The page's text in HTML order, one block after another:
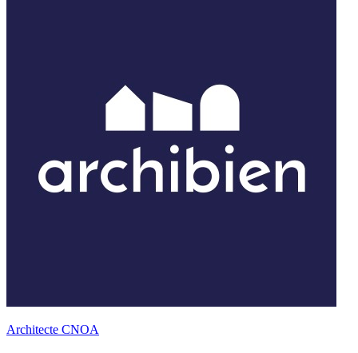
Architecte CNOA